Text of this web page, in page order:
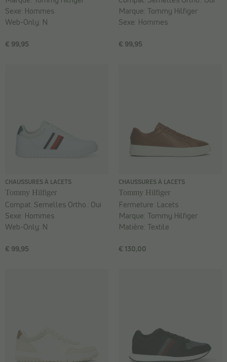
€ 99,95
Sexe: Hommes
Web-Only: N
€ 99,95
Marque: Tommy Hilfiger
Sexe: Hommes
CHAUSSURES À LACETS
Tommy Hilfiger
€ 99,95
Compat. Semelles Ortho.: Oui
Sexe: Hommes
Web-Only: N
CHAUSSURES À LACETS
Tommy Hilfiger
€ 130,00
Fermeture: Lacets
Marque: Tommy Hilfiger
Matière: Textile